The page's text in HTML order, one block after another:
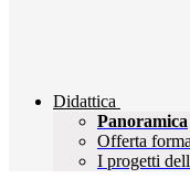
Didattica
Panoramica
Offerta
I progetti